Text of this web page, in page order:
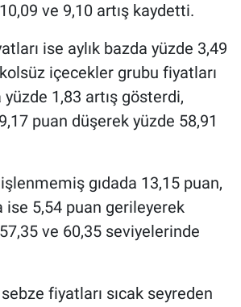
ve 9,10 artış kaydetti.
ise aylık bazda yüzde 3,49
içecekler grubu fiyatları
1,83 artış gösterdi,
puan düşerek yüzde 58,91
gıdada 13,15 puan,
ise 5,54 puan gerileyerek
ve 60,35 seviyelerinde
fiyatları sıcak seyreden